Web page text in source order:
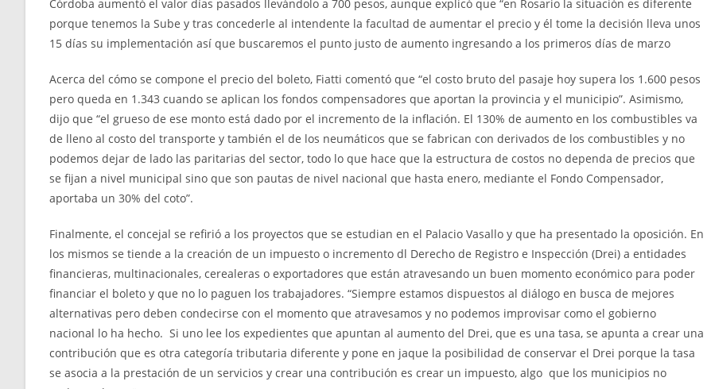
Córdoba aumentó el valor días pasados llevándolo a 700 pesos, aunque explicó que “en Rosario la situación es diferente
porque tenemos la Sube y tras concederle al intendente la facultad de aumentar el precio y él tome la decisión lleva unos
15 días su implementación así que buscaremos el punto justo de aumento ingresando a los primeros días de marzo
Acerca del cómo se compone el precio del boleto, Fiatti comentó que “el costo bruto del pasaje hoy supera los 1.600 pesos
pero queda en 1.343 cuando se aplican los fondos compensadores que aportan la provincia y el municipio”. Asimismo,
dijo que “el grueso de ese monto está dado por el incremento de la inflación. El 130% de aumento en los combustibles va
de lleno al costo del transporte y también el de los neumáticos que se fabrican con derivados de los combustibles y no
podemos dejar de lado las paritarias del sector, todo lo que hace que la estructura de costos no dependa de precios que
se fijan a nivel municipal sino que son pautas de nivel nacional que hasta enero, mediante el Fondo Compensador,
aportaba un 30% del coto”.
Finalmente, el concejal se refirió a los proyectos que se estudian en el Palacio Vasallo y que ha presentado la oposición. En
los mismos se tiende a la creación de un impuesto o incremento dl Derecho de Registro e Inspección (Drei) a entidades
financieras, multinacionales, cerealeras o exportadores que están atravesando un buen momento económico para poder
financiar el boleto y que no lo paguen los trabajadores. “Siempre estamos dispuestos al diálogo en busca de mejores
alternativas pero deben condecirse con el momento que atravesamos y no podemos improvisar como el gobierno
nacional lo ha hecho. Si uno lee los expedientes que apuntan al aumento del Drei, que es una tasa, se apunta a crear una
contribución que es otra categoría tributaria diferente y pone en jaque la posibilidad de conservar el Drei porque la tasa
se asocia a la prestación de un servicios y crear una contribución es crear un impuesto, algo que los municipios no